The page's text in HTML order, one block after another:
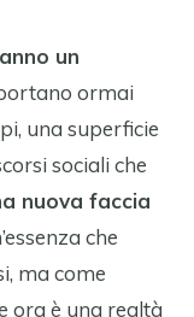
un
ormai
una superficie
sociali che
nuova faccia
che
ma come
ora è una realtà